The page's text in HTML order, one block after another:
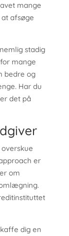
mange
afsøge
stadig
mange
bedre og
Har du
det på
er
om
dig en